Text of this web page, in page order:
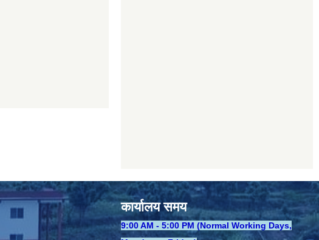
कार्यालय समय
​9:00 AM - 5:00 PM (Normal Working Days,